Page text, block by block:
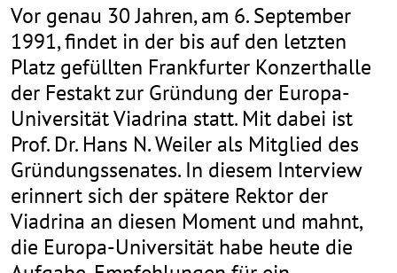
Vor genau 30 Jahren, am 6. September
1991, findet in der bis auf den letzten
Platz gefüllten Frankfurter Konzerthalle
der Festakt zur Gründung der Europa-
Universität Viadrina statt. Mit dabei ist
Prof. Dr. Hans N. Weiler als Mitglied des
Gründungssenates. In diesem Interview
erinnert sich der spätere Rektor der
Viadrina an diesen Moment und mahnt,
die Europa-Universität habe heute die